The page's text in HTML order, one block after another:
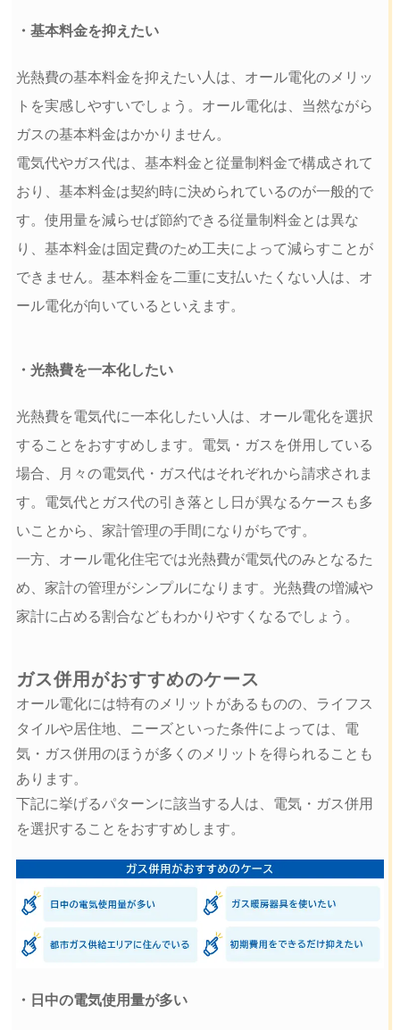
・基本料金を抑えたい
光熱費の基本料金を抑えたい人は、オール電化のメリッ
トを実感しやすいでしょう。オール電化は、当然ながら
ガスの基本料金はかかりません。
電気代やガス代は、基本料金と従量制料金で構成されて
おり、基本料金は契約時に決められているのが一般的で
す。使用量を減らせば節約できる従量制料金とは異な
り、基本料金は固定費のため工夫によって減らすことが
できません。基本料金を二重に支払いたくない人は、オ
ール電化が向いているといえます。
・光熱費を一本化したい
光熱費を電気代に一本化したい人は、オール電化を選択
することをおすすめします。電気・ガスを併用している
場合、月々の電気代・ガス代はそれぞれから請求されま
す。電気代とガス代の引き落とし日が異なるケースも多
いことから、家計管理の手間になりがちです。
一方、オール電化住宅では光熱費が電気代のみとなるた
め、家計の管理がシンプルになります。光熱費の増減や
家計に占める割合などもわかりやすくなるでしょう。
ガス併用がおすすめのケース
オール電化には特有のメリットがあるものの、ライフス
タイルや居住地、ニーズといった条件によっては、電
気・ガス併用のほうが多くのメリットを得られることも
あります。
下記に挙げるパターンに該当する人は、電気・ガス併用
を選択することをおすすめします。
・日中の電気使用量が多い